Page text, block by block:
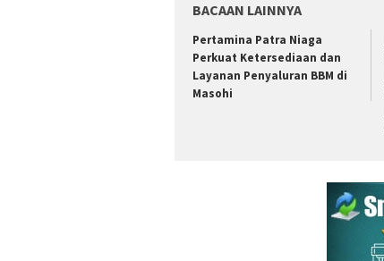
BACAAN LAINNYA
Pertamina Patra Niaga
Perkuat Ketersediaan dan
Layanan Penyaluran BBM di
Masohi